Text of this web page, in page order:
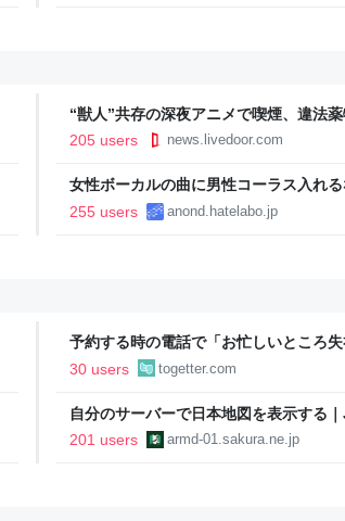
“獣人”共存の深夜アニメで喫煙、違法
議論「紛らわしいことは放送しないほ
205 users news.livedoor.com
女性ボーカルの曲に男性コーラス入れる
255 users
anond.hatelabo.jp
予約する時の電話で「お忙しいところ
い、明日◯日の12時に、人数は…」と丁
30 users togetter.com
自分のサーバーで日本地図を表示する
201 users
armd-01.sakura.ne.jp